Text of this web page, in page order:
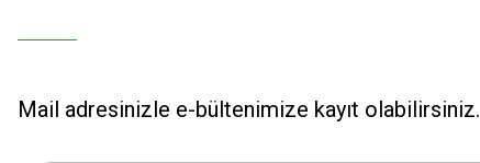
Mail adresinizle e-bültenimize kayıt olabilirsiniz.